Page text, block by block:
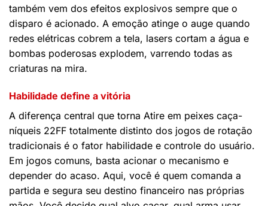
também vem dos efeitos explosivos sempre que o
disparo é acionado. A emoção atinge o auge quando
redes elétricas cobrem a tela, lasers cortam a água e
bombas poderosas explodem, varrendo todas as
criaturas na mira.
Habilidade define a vitória
A diferença central que torna Atire em peixes caça-
níqueis 22FF totalmente distinto dos jogos de rotação
tradicionais é o fator habilidade e controle do usuário.
Em jogos comuns, basta acionar o mecanismo e
depender do acaso. Aqui, você é quem comanda a
partida e segura seu destino financeiro nas próprias